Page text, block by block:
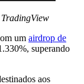
um airdrop de
superando
aos